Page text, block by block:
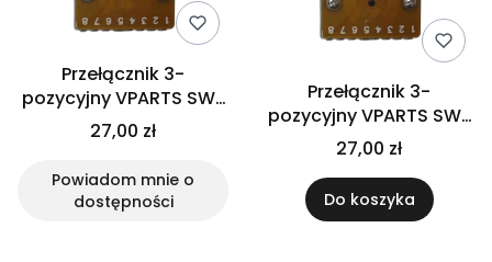
Przełącznik 3-
pozycyjny VPARTS SW-
113 (CRE)
27,00 zł
Powiadom mnie o
dostępności
Przełącznik 3-
pozycyjny VPARTS SW-
113 (MG)
27,00 zł
Do koszyka